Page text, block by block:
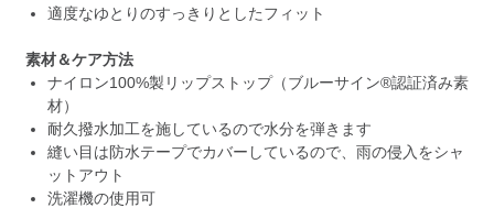
適度なゆとりのすっきりとしたフィット
素材＆ケア方法
ナイロン100%製リップストップ（ブルーサイン®認証済み素
材）
耐久撥水加工を施しているので水分を弾きます
縫い目は防水テープでカバーしているので、雨の侵入をシャ
ットアウト
洗濯機の使用可